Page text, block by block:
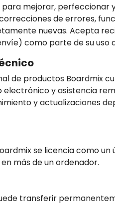
para mejorar, perfeccionar
de errores,
nuevas. Acepta
como parte de su uso
de productos Boardmix
y asistencia
y actualizaciones
se licencia como un
más de un ordenador.
transferir